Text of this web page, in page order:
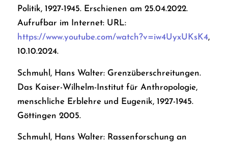
Politik, 1927-1945. Erschienen am 25.04.2022.
Aufrufbar im Internet: URL:
https://www.youtube.com/watch?v=iw4UyxUKsK4,
10.10.2024.
Schmuhl, Hans Walter: Grenzüberschreitungen.
Das Kaiser-Wilhelm-Institut für Anthropologie,
menschliche Erblehre und Eugenik, 1927-1945.
Göttingen 2005.
Schmuhl, Hans Walter: Rassenforschung an